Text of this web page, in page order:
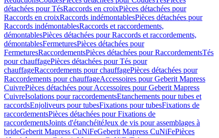
détachées pour TésRaccords en croixPièces détachées pour
Raccords en croixRaccords indémontablesPièces détachées pour
Raccords indémontablesRaccords et raccordements,
démontablesPièces détachées pour Raccords et raccordements,
démontablesFermeturesPièces détachées pour
FermeturesRaccordementsPièces détachées pour RaccordementsTés
pour chauffagePièces détachées pour Tés pour
chauffageRaccordements pour chauffagePièces détachées pour
Raccordements pour chauffageAccessoires pour Geberit Mapress
CuivrePièces détachées pour Accessoires pour Geberit Mapress
CuivreIsolations pour raccordementsEtanchements pour tubes et
raccordsEnjoliveurs pour tubesFixations pour tubesFixations de
raccordementsPièces détachées pour Fixations de
raccordementsJoints d'étanchéitéJeux de vis pour assemblages à
brideGeberit Mapress CuNiFeGeberit Mapress CuNiFePièces